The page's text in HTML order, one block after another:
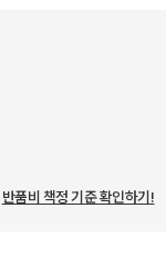
반품비 책정 기준 확인하기!